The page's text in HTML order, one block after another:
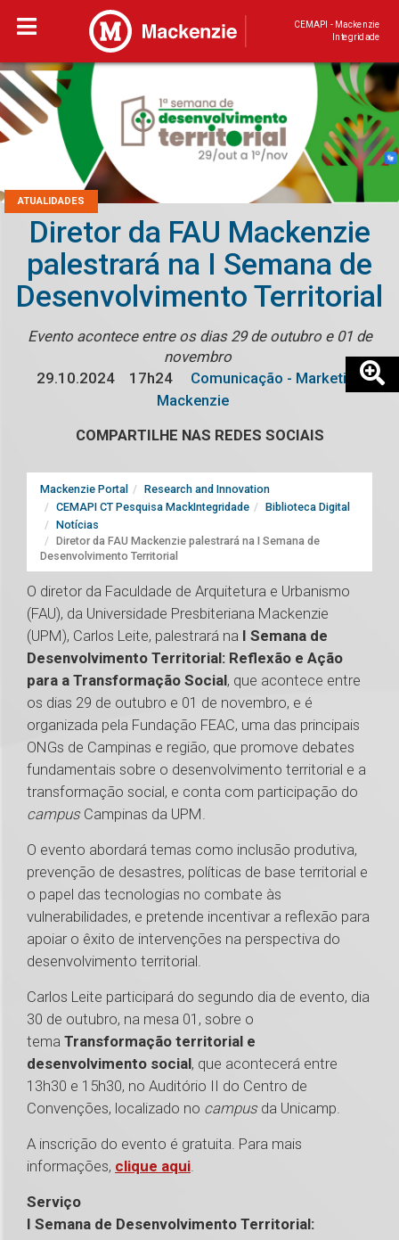
CEMAPI - Mackenzie
Integridade
ATUALIDADES
Diretor da FAU Mackenzie
palestrará na I Semana de
Desenvolvimento Territorial
Evento acontece entre os dias 29 de outubro e 01 de
novembro
29.10.2024
17h24
Comunicação - Marketing
Mackenzie
COMPARTILHE NAS REDES SOCIAIS
Mackenzie Portal
Research and Innovation
CEMAPI CT Pesquisa MackIntegridade
Biblioteca Digital
Notícias
Diretor da FAU Mackenzie palestrará na I Semana de
Desenvolvimento Territorial
O diretor da Faculdade de Arquitetura e Urbanismo
(FAU), da Universidade Presbiteriana Mackenzie
(UPM), Carlos Leite, palestrará na I Semana de
Desenvolvimento Territorial: Reflexão e Ação
para a Transformação Social, que acontece entre
os dias 29 de outubro e 01 de novembro, e é
organizada pela Fundação FEAC, uma das principais
ONGs de Campinas e região, que promove debates
fundamentais sobre o desenvolvimento territorial e a
transformação social, e conta com participação do
campus Campinas da UPM.
O evento abordará temas como inclusão produtiva,
prevenção de desastres, políticas de base territorial e
o papel das tecnologias no combate às
vulnerabilidades, e pretende incentivar a reflexão para
apoiar o êxito de intervenções na perspectiva do
desenvolvimento territorial.
Carlos Leite participará do segundo dia de evento, dia
30 de outubro, na mesa 01, sobre o
tema Transformação territorial e
desenvolvimento social, que acontecerá entre
13h30 e 15h30, no Auditório II do Centro de
Convenções, localizado no campus da Unicamp.
A inscrição do evento é gratuita. Para mais
informações, clique aqui.
Serviço
I Semana de Desenvolvimento Territorial: